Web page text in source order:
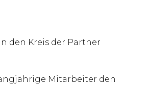
den Kreis der Partner
Mitarbeiter den